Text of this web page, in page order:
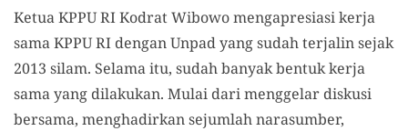
Ketua KPPU RI Kodrat Wibowo mengapresiasi kerja
sama KPPU RI dengan Unpad yang sudah terjalin sejak
2013 silam. Selama itu, sudah banyak bentuk kerja
sama yang dilakukan. Mulai dari menggelar diskusi
bersama, menghadirkan sejumlah narasumber,